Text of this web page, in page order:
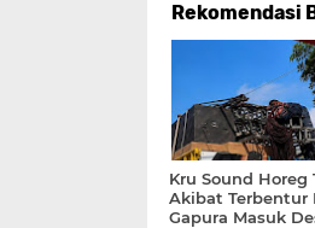
Rekomendasi
Kru Sound Horeg
Akibat Terbentur
Gapura Masuk